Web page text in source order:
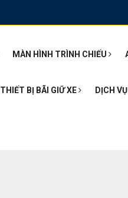
MÀN HÌNH TRÌNH CHIẾU
THIẾT BỊ BÃI GIỮ XE DỊCH VỤ